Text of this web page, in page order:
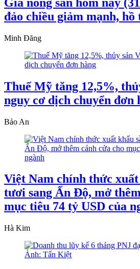
đảo chiều giảm mạnh, hồ
Minh Đăng
Thuế Mỹ tăng 12,5%,
nguy cơ dịch chuyển đơn
Bảo An
Việt Nam chính thức
tươi sang Ấn Độ, mở
mục tiêu 74 tỷ USD của
Hà Kim